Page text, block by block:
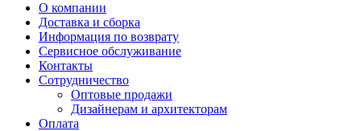
О компании
Доставка и сборка
Информация по возврату
Сервисное обслуживание
Контакты
Сотрудничество
Оптовые продажи
Дизайнерам и архитекторам
Оплата